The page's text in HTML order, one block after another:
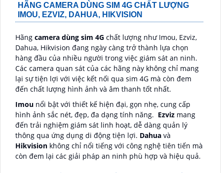
HÃNG CAMERA DÙNG SIM 4G CHẤT LƯỢNG
IMOU, EZVIZ, DAHUA, HIKVISION
Hãng camera dùng sim 4G chất lượng như Imou, Ezviz,
Dahua, Hikvision đang ngày càng trở thành lựa chọn
hàng đầu của nhiều người trong việc giám sát an ninh.
Các camera quan sát của các hãng này không chỉ mang
lại sự tiện lợi với việc kết nối qua sim 4G mà còn đem
đến chất lượng hình ảnh và âm thanh tốt nhất.
Imou nổi bật với thiết kế hiện đại, gọn nhẹ, cung cấp
hình ảnh sắc nét, đẹp, đa dạng tính năng. Ezviz mang
đến trải nghiệm giám sát linh hoạt, dễ dàng quản lý
thông qua ứng dụng di động tiện lợi. Dahua và
Hikvision không chỉ nổi tiếng với công nghệ tiên tiến mà
còn đem lại các giải pháp an ninh phù hợp và hiệu quả.